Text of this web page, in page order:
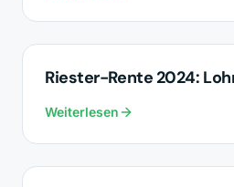
ALTERSVORSORGE
Riester-Rente 2024:
Weiterlesen